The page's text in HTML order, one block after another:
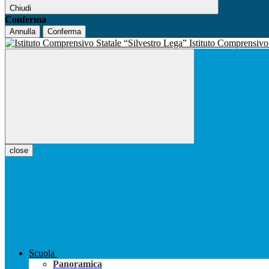
Chiudi
Conferma
Annulla Conferma
Istituto Comprensivo
close
Scuola
Panoramica